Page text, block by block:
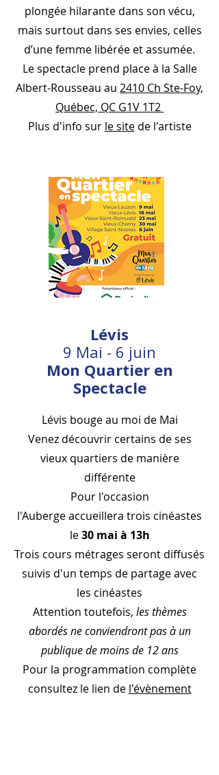
plongée hilarante dans son vécu,
mais surtout dans ses envies, celles
d’une femme libérée et assumée.
Le spectacle prend place à la Salle
Albert-Rousseau au 2410 Ch Ste-Foy,
Québec, QC G1V 1T2
Plus d'info sur le sitede l'artiste
Lévis
9 Mai - 6 juin
Mon Quartier en
Spectacle
Lévis bouge au moi de Mai
Venez découvrir certains de ses
vieux quartiers de manière
différente
Pour l'occasion
l'Auberge accueillera trois cinéastes
le30 mai à 13h
Trois cours métrages seront diffusés
suivis d'un temps de partage avec
les cinéastes
Attention toutefois, les thèmes
abordés ne conviendront pas à un
publique de moins de 12 ans
Pour la programmation complète
consultez le lien de l'évènement